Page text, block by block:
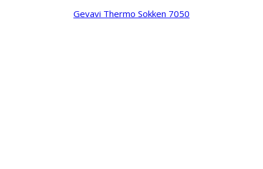
Gevavi Thermo Sokken 7050